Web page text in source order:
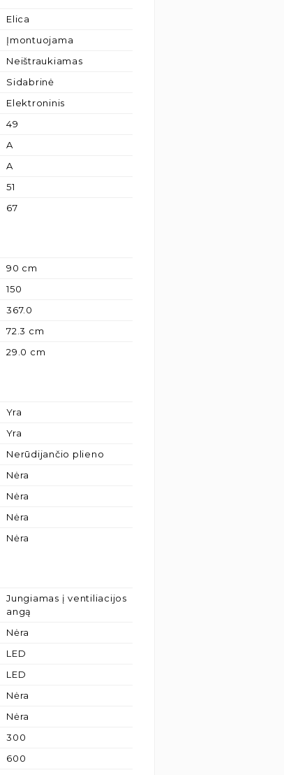
Elica
Įmontuojama
Neištraukiamas
Sidabrinė
Elektroninis
49
A
A
51
67
90 cm
150
367.0
72.3 cm
29.0 cm
Yra
Yra
Nerūdijančio plieno
Nėra
Nėra
Nėra
Nėra
Jungiamas į ventiliacijos
angą
Nėra
LED
LED
Nėra
Nėra
300
600